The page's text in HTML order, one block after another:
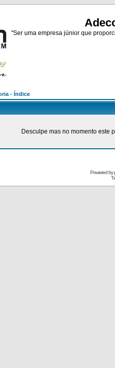
"Ser uma empresa júnior que
- Índice
Desculpe mas no momento este
Powered by